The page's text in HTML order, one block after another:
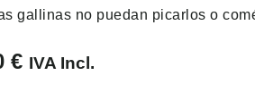
gallinas no puedan picarlos o
€ IVA Incl.